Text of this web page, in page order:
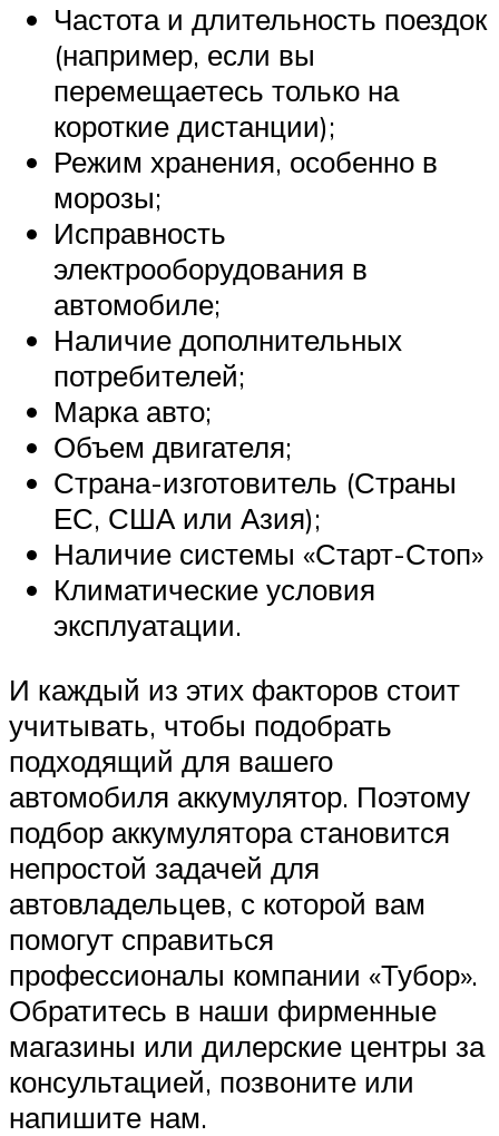
Частота и длительность поездок
(например, если вы
перемещаетесь только на
короткие дистанции);
Режим хранения, особенно в
морозы;
Исправность
электрооборудования в
автомобиле;
Наличие дополнительных
потребителей;
Марка авто;
Объем двигателя;
Страна-изготовитель (Страны
ЕС, США или Азия);
Наличие системы «Старт-Стоп»
Климатические условия
эксплуатации.
И каждый из этих факторов стоит
учитывать, чтобы подобрать
подходящий для вашего
автомобиля аккумулятор. Поэтому
подбор аккумулятора становится
непростой задачей для
автовладельцев, с которой вам
помогут справиться
профессионалы компании «Тубор».
Обратитесь в наши фирменные
магазины или дилерские центры за
консультацией, позвоните или
напишите нам.